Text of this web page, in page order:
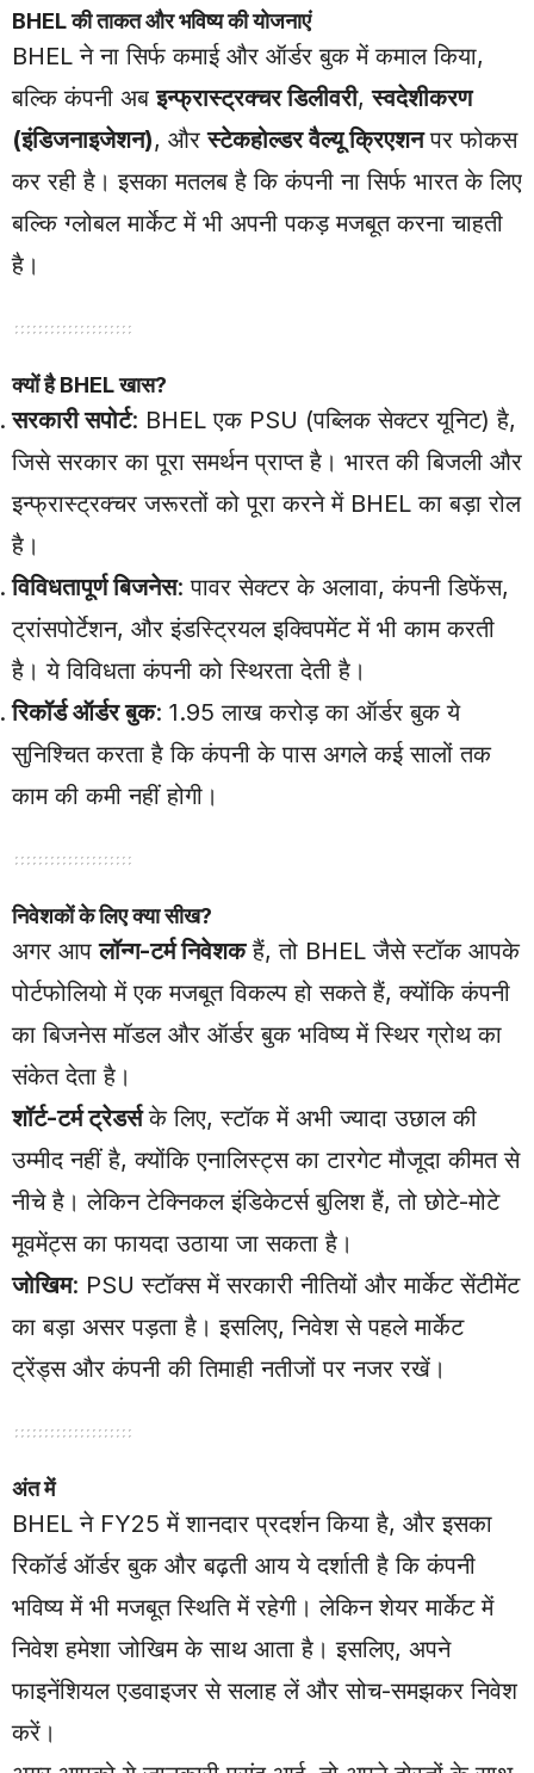
BHEL की ताकत और भविष्य की योजनाएं
BHEL ने ना सिर्फ कमाई और ऑर्डर बुक में कमाल किया,
बल्कि कंपनी अबइन्फ्रास्ट्रक्चर डिलीवरी,स्वदेशीकरण
(इंडिजनाइजेशन), औरस्टेकहोल्डर वैल्यू क्रिएशनपर फोकस
कर रही है। इसका मतलब है कि कंपनी ना सिर्फ भारत के लिए
बल्कि ग्लोबल मार्केट में भी अपनी पकड़ मजबूत करना चाहती
है।
क्यों है BHEL खास?
सरकारी सपोर्ट: BHEL एक PSU (पब्लिक सेक्टर यूनिट) है,
जिसे सरकार का पूरा समर्थन प्राप्त है। भारत की बिजली और
इन्फ्रास्ट्रक्चर जरूरतों को पूरा करने में BHEL का बड़ा रोल
है।
विविधतापूर्ण बिजनेस: पावर सेक्टर के अलावा, कंपनी डिफेंस,
ट्रांसपोर्टेशन, और इंडस्ट्रियल इक्विपमेंट में भी काम करती
है। ये विविधता कंपनी को स्थिरता देती है।
रिकॉर्ड ऑर्डर बुक: 1.95 लाख करोड़ का ऑर्डर बुक ये
सुनिश्चित करता है कि कंपनी के पास अगले कई सालों तक
काम की कमी नहीं होगी।
निवेशकों के लिए क्या सीख?
अगर आपलॉन्ग-टर्म निवेशकहैं, तो BHEL जैसे स्टॉक आपके
पोर्टफोलियो में एक मजबूत विकल्प हो सकते हैं, क्योंकि कंपनी
का बिजनेस मॉडल और ऑर्डर बुक भविष्य में स्थिर ग्रोथ का
संकेत देता है।
शॉर्ट-टर्म ट्रेडर्सके लिए, स्टॉक में अभी ज्यादा उछाल की
उम्मीद नहीं है, क्योंकि एनालिस्ट्स का टारगेट मौजूदा कीमत से
नीचे है। लेकिन टेक्निकल इंडिकेटर्स बुलिश हैं, तो छोटे-मोटे
मूवमेंट्स का फायदा उठाया जा सकता है।
जोखिम: PSU स्टॉक्स में सरकारी नीतियों और मार्केट सेंटीमेंट
का बड़ा असर पड़ता है। इसलिए, निवेश से पहले मार्केट
ट्रेंड्स और कंपनी की तिमाही नतीजों पर नजर रखें।
अंत में
BHEL ने FY25 में शानदार प्रदर्शन किया है, और इसका
रिकॉर्ड ऑर्डर बुक और बढ़ती आय ये दर्शाती है कि कंपनी
भविष्य में भी मजबूत स्थिति में रहेगी। लेकिन शेयर मार्केट में
निवेश हमेशा जोखिम के साथ आता है। इसलिए, अपने
फाइनेंशियल एडवाइजर से सलाह लें और सोच-समझकर निवेश
करें।